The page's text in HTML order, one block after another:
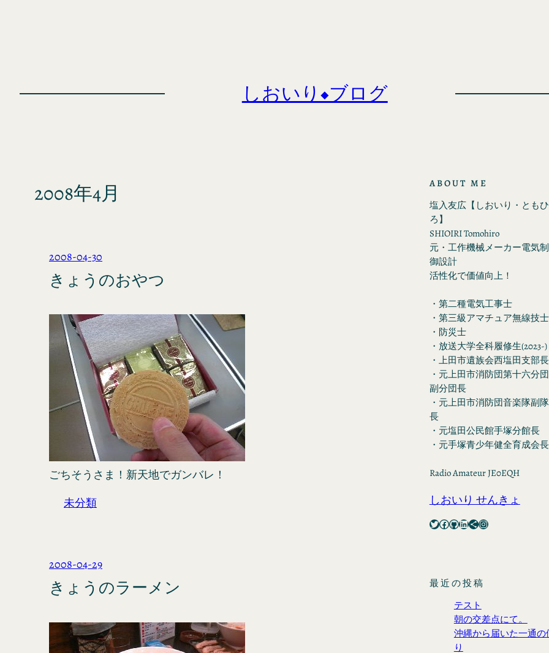
しおいり◆ブログ
2008年4月
2008-04-30
きょうのおやつ
ごちそうさま！新天地でガンバレ！
未分類
2008-04-29
きょうのラーメン
ABOUT ME
塩入友広【しおいり・ともひ
ろ】
SHIOIRI Tomohiro
元・工作機械メーカー電気制
御設計
活性化で価値向上！
・第二種電気工事士
・第三級アマチュア無線技士
・防災士
・放送大学全科履修生(2023-)
・上田市遺族会西塩田支部長
・元上田市消防団第十六分団
副分団長
・元上田市消防団音楽隊副隊
長
・元塩田公民館手塚分館長
・元手塚青少年健全育成会長
Radio Amateur JE0EQH
しおいり せんきょ
Twitter Facebook GitHub LinkedIn Share Icon Instagram
最近の投稿
テスト
朝の交差点にて。
沖縄から届いた一通の
り